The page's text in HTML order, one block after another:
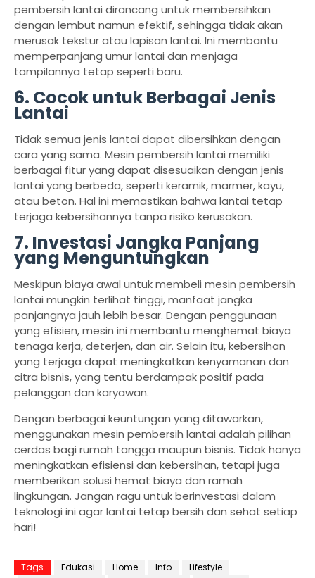
pembersih lantai dirancang untuk membersihkan
dengan lembut namun efektif, sehingga tidak akan
merusak tekstur atau lapisan lantai. Ini membantu
memperpanjang umur lantai dan menjaga
tampilannya tetap seperti baru.
6. Cocok untuk Berbagai Jenis
Lantai
Tidak semua jenis lantai dapat dibersihkan dengan
cara yang sama. Mesin pembersih lantai memiliki
berbagai fitur yang dapat disesuaikan dengan jenis
lantai yang berbeda, seperti keramik, marmer, kayu,
atau beton. Hal ini memastikan bahwa lantai tetap
terjaga kebersihannya tanpa risiko kerusakan.
7. Investasi Jangka Panjang
yang Menguntungkan
Meskipun biaya awal untuk membeli mesin pembersih
lantai mungkin terlihat tinggi, manfaat jangka
panjangnya jauh lebih besar. Dengan penggunaan
yang efisien, mesin ini membantu menghemat biaya
tenaga kerja, deterjen, dan air. Selain itu, kebersihan
yang terjaga dapat meningkatkan kenyamanan dan
citra bisnis, yang tentu berdampak positif pada
pelanggan dan karyawan.
Dengan berbagai keuntungan yang ditawarkan,
menggunakan mesin pembersih lantai adalah pilihan
cerdas bagi rumah tangga maupun bisnis. Tidak hanya
meningkatkan efisiensi dan kebersihan, tetapi juga
memberikan solusi hemat biaya dan ramah
lingkungan. Jangan ragu untuk berinvestasi dalam
teknologi ini agar lantai tetap bersih dan sehat setiap
hari!
Tags Edukasi Home Info
Lifestyle